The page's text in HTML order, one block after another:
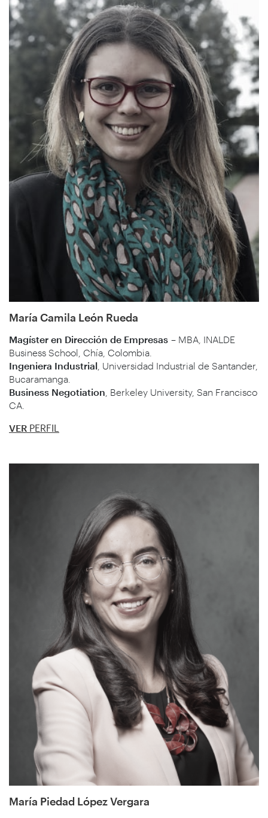
María Camila León Rueda
Magíster en Dirección de Empresas – MBA, INALDE
Business School, Chía, Colombia.
Ingeniera Industrial , Universidad Industrial de Santander,
Bucaramanga.
Business Negotiation , Berkeley University, San Francisco
CA.
VER PERFIL
María Piedad López Vergara